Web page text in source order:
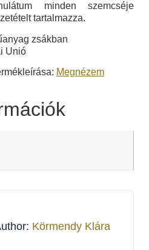
minden szemcséje
tartalmazza.
zsákban
Unió
Megnézem
Körmendy Klára